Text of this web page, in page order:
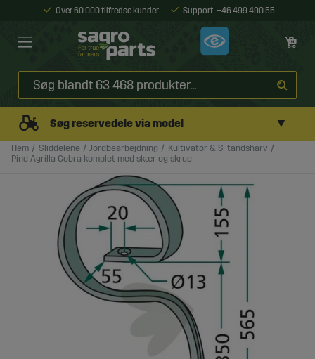
Over 60 000 tilfredse kunder Support +46 499 490 55
Søg reservedele via model ▼
Hem Sliddelene Jordbearbejdning
Kultivator & S-tandsharv
Pind Agrilla Cobra komplet med skær og skrue